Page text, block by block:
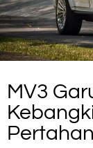
MV3